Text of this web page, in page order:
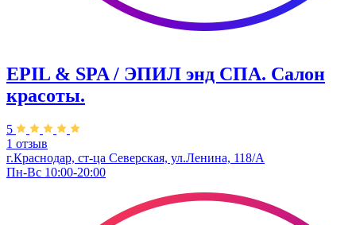
EPIL & SPA / ЭПИЛ энд СПА. Салон
красоты.
5
1 отзыв
г.Краснодар, ст-ца Северская, ул.Ленина, 118/А
Пн-Вс 10:00-20:00